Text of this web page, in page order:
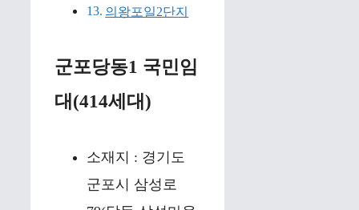
의왕포일2단지
군포당동1 국민임
대(414세대)
소재지 : 경기도
군포시 삼성로